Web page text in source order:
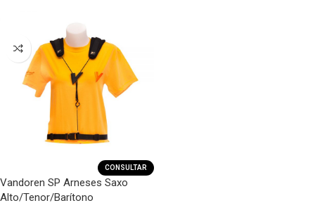
CONSULTAR
Vandoren SP Arneses Saxo
Alto/Tenor/Barítono